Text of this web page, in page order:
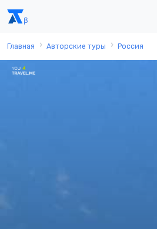
Главная Авторские туры Россия